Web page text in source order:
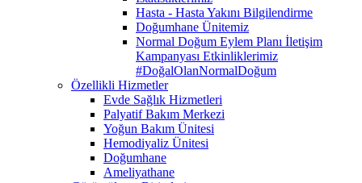
Hasta - Hasta Yakını Bilgilendirme
Doğumhane Ünitemiz
Normal Doğum Eylem Planı İletişim
Kampanyası Etkinliklerimiz
#DoğalOlanNormalDoğum
Özellikli Hizmetler
Evde Sağlık Hizmetleri
Palyatif Bakım Merkezi
Yoğun Bakım Ünitesi
Hemodiyaliz Ünitesi
Doğumhane
Ameliyathane